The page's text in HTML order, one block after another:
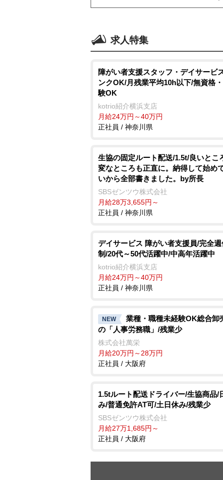
求人特集
障がい者支援スタッフ・デイサービ
ンクOK/月残業平均10h以下/無資格
験OK
kotrio紹介横浜支店
月給24万円～40万円
正社員 / 神奈川県
生協の固定ルート配送/1.5t/良いとこ
変なところも正直に。納得して始め
いから全部書きました。by所長
SBSゼンツウ株式会社
月給28万3,655円～
正社員 / 神奈川県
デイサービス 障がい者支援員/完全
制/20代～50代活躍中/中高年活躍中
kotrio紹介横浜支店
月給24万円～40万円
正社員 / 神奈川県
NEW
業種・職種未経験OK総合卸
の「人事労務職」/残業少
株式会社萬栄
月給20万円～28万円
正社員 / 大阪府
1.5tルート配送ドライバー/生協商品/
み/普通免許AT可/土日休み/残業少
SBSゼンツウ株式会社
月給27万1,685円～
正社員 / 大阪府